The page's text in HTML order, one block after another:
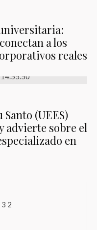
a los
reales
(UEES)
advierte sobre el
en